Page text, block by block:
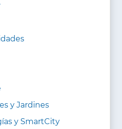
y Jardines
y SmartCity